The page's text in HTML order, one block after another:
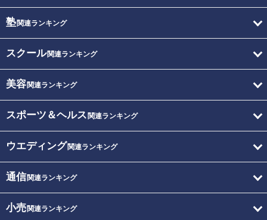
塾関連ランキング
スクール関連ランキング
美容関連ランキング
スポーツ＆ヘルス 関連ランキング
ウエディング関連ランキング
通信関連ランキング
小売関連ランキング